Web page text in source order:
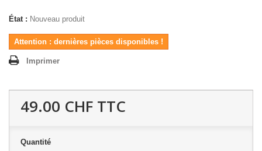
État : Nouveau produit
Attention : dernières pièces disponibles !
Imprimer
49.00 CHF TTC
Quantité